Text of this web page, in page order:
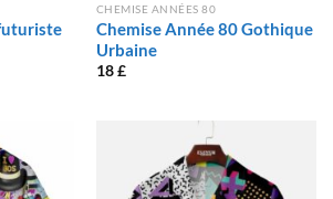
CHEMISE ANNÉES 80
Chemise Année 80 Gothique
Urbaine
18£